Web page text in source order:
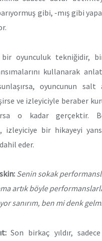
gibi, -mış gibi
oyunculuk tekniğidir,
kullanarak
oyuncunun salt
ve izleyiciyle beraber
o kadar gerçektir.
izleyiciye bir hikayeyi
eder.
Senin sokak
artık böyle
sanırım, ben mi denk
Son birkaç yıldır,